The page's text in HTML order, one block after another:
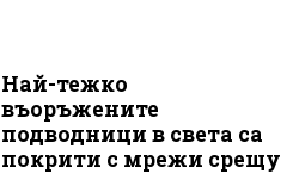
Най-тежко
въоръжените
подводници в света са
покрити с мрежи срещу